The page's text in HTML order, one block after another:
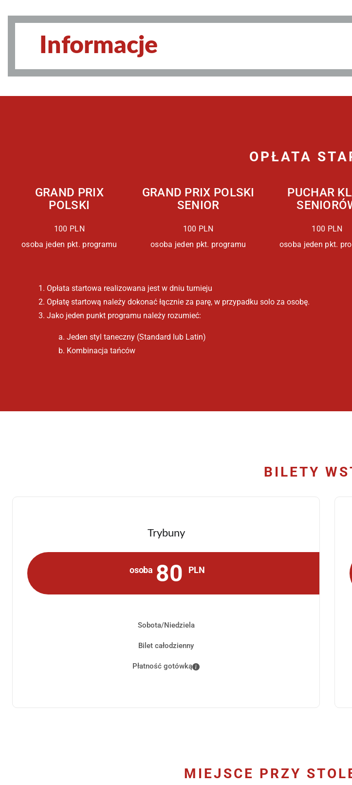
Informacje
OPŁATA
GRAND PRIX
POLSKI
100 PLN
osoba jeden pkt. programu
GRAND PRIX POLSKI
SENIOR
100 PLN
osoba jeden pkt. programu
PUCHAR
100 PLN
osoba jeden pkt.
Opłata startowa realizowana jest w dniu turnieju
Opłatę startową należy dokonać łącznie za parę, w przypadku solo za osobę.
Jako jeden punkt programu należy rozumieć:
a. Jeden styl taneczny (Standard lub Latin)
b. Kombinacja tańców
BILETY
Trybuny
osoba 80 PLN
Sobota/Niedziela
Bilet całodzienny
Płatność gotówką
MIEJSCE PRZY